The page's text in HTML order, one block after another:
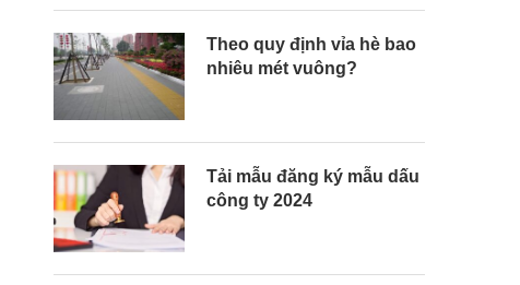
Theo quy định vỉa hè bao
nhiêu mét vuông?
Tải mẫu đăng ký mẫu dấu
công ty 2024